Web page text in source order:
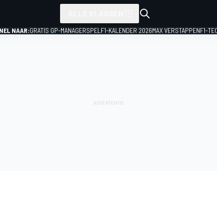
NAAR:GRATIS GP-MANAGERSPEL F1-KALENDER 2026MAX VERSTAPPENF1-